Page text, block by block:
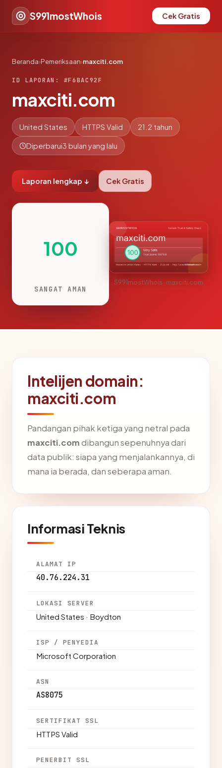
S991mostWhois Cek Gratis
Beranda›Pemeriksaan›maxciti.com
ID LAPORAN: #F6BAC92F
maxciti.com
United States HTTPS Valid 21.2 tahun
Diperbarui3 bulan yang lalu
Laporan lengkap ↓ Cek Gratis
100
SANGAT AMAN
S991mostWhois · maxciti.com
Intelijen domain:
maxciti.com
Pandangan pihak ketiga yang netral pada
maxciti.comdibangun sepenuhnya dari
data publik: siapa yang menjalankannya, di
mana ia berada, dan seberapa aman.
Informasi Teknis
ALAMAT IP
40.76.224.31
LOKASI SERVER
United States · Boydton
ISP / PENYEDIA
Microsoft Corporation
ASN
AS8075
SERTIFIKAT SSL
HTTPS Valid
PENERBIT SSL